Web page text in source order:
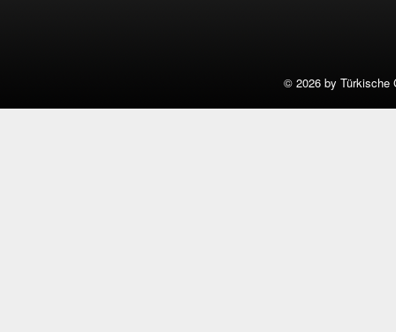
© 2026 by Türkische